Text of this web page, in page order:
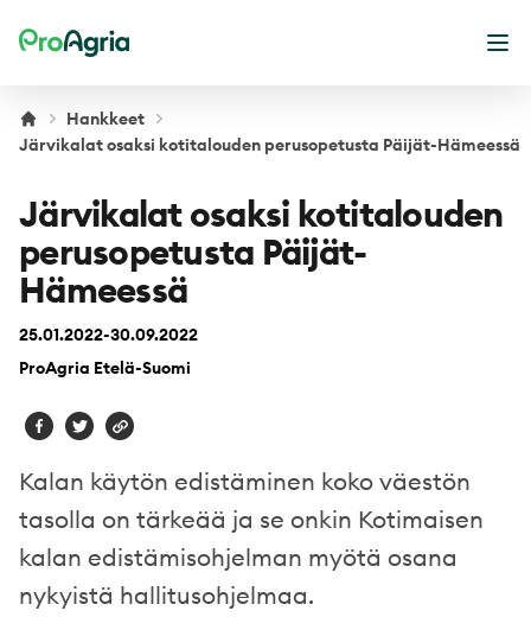
ProAgria
Hankkeet
Järvikalat osaksi kotitalouden perusopetusta Päijät-Hämeessä
Järvikalat osaksi kotitalouden
perusopetusta Päijät-
Hämeessä
25.01.2022-30.09.2022
ProAgria Etelä-Suomi
Kalan käytön edistäminen koko väestön
tasolla on tärkeää ja se onkin Kotimaisen
kalan edistämisohjelman myötä osana
nykyistä hallitusohjelmaa.